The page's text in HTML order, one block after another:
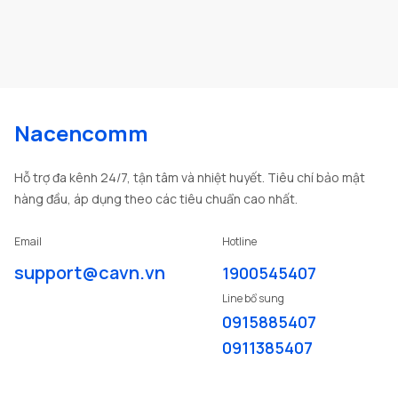
Nacencomm
Hỗ trợ đa kênh 24/7, tận tâm và nhiệt huyết. Tiêu chí bảo mật
hàng đầu, áp dụng theo các tiêu chuẩn cao nhất.
Email
support@cavn.vn
Hotline
1900545407
Line bổ sung
0915885407
0911385407